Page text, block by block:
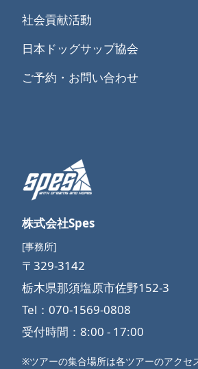
社会貢献活動
日本ドッグサップ協会
ご予約・お問い合わせ
株式会社Spes
[事務所]
〒329-3142
栃木県那須塩原市佐野152-3
Tel：070-1569-0808
受付時間：8:00 - 17:00
※ツアーの集合場所は各ツアーのアクセ